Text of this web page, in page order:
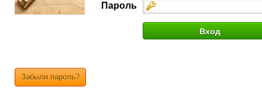
Пароль
Забыли пароль?